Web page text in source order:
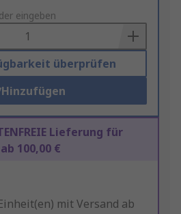
eingeben
überprüfen
Hinzufügen
Lieferung für
100,00 €
mit Versand ab